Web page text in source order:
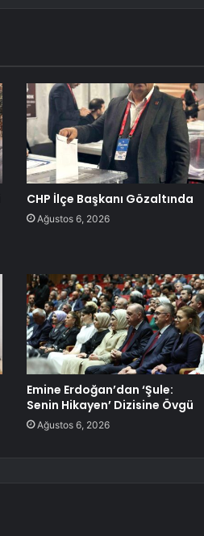
CHP İlçe Başkanı Gözaltında
Ağustos 6, 2026
Emine Erdoğan’dan ‘Şule:
Senin Hikayen’ Dizisine Övgü
Ağustos 6, 2026